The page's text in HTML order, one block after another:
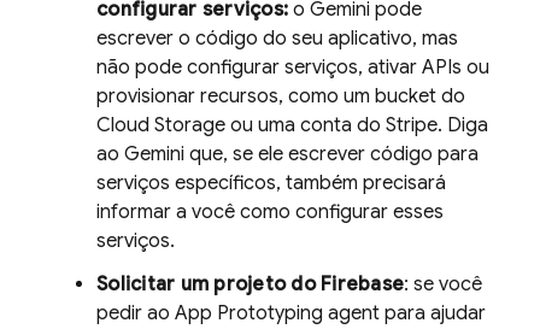
configurar serviços: o Gemini pode
escrever o código do seu aplicativo, mas
não pode configurar serviços, ativar APIs ou
provisionar recursos, como um bucket do
Cloud Storage ou uma conta do Stripe. Diga
ao Gemini que, se ele escrever código para
serviços específicos, também precisará
informar a você como configurar esses
serviços.
Solicitar um projeto do Firebase: se você
pedir ao App Prototyping agent para ajudar